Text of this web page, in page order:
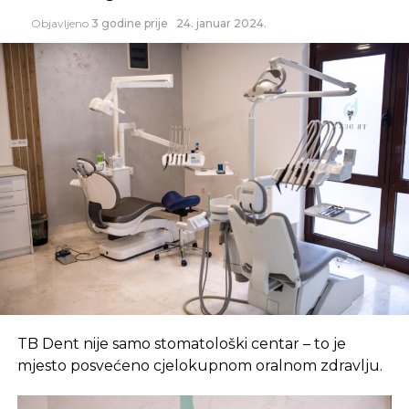
Parodontologija
Parodontologija
je grana stomatologije koja se bavi
proučavanjem i tretmanom potpornih struktura
zuba, poznatih kao parodont. Jedna od najčešćih
bolesti usne šupljine je parodontopatija, koja se
često naziva i paradentoza.
Objavljeno 3 godine prije 24. januar 2024.
TB Dent nije samo stomatološki centar – to je
mjesto posvećeno cjelokupnom oralnom zdravlju.